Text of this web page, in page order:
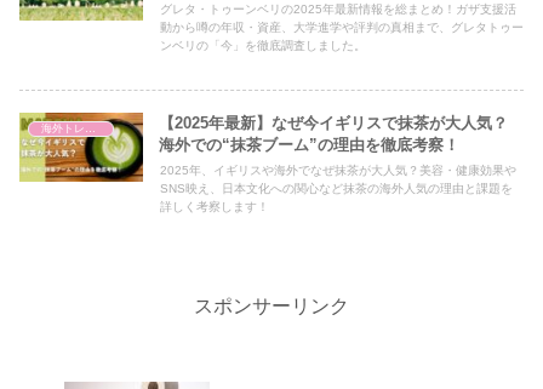
グレタ・トゥーンベリの2025年最新情報を総まとめ！ガザ支援活
動から噂の年収・資産、大学進学や評判の真相まで、グレタトゥー
ンベリの「今」を徹底調査しました。
【2025年最新】なぜ今イギリスで抹茶が大人気？
海外での“抹茶ブーム”の理由を徹底考察！
2025年、イギリスや海外でなぜ抹茶が大人気？美容・健康効果や
SNS映え、日本文化への関心など抹茶の海外人気の理由と課題を
詳しく考察します！
スポンサーリンク